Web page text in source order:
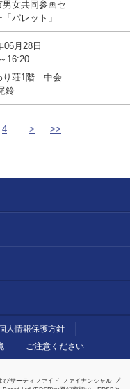
男女共同参画セ
パレット」
06月28日
16:20
り荘1階 中会
鈴
4 > >>
人情報保護方針
ご注意ください
びサーティファイド ファイナンシャル プ